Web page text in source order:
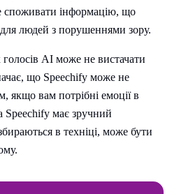
споживати інформацію, що
людей з порушеннями зору.
AI може не вистачати
що Speechify може не
якщо вам потрібні емоції в
Speechify має зручний
в техніці, може бути